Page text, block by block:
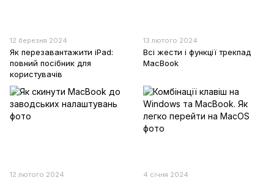
12 березня 2024
Як перезавантажити iPad:
повний посібник для
користувачів
13 лютого 2024
Всі жести і функції трекпад
MacBook
12 лютого 2024 4 січня 2024